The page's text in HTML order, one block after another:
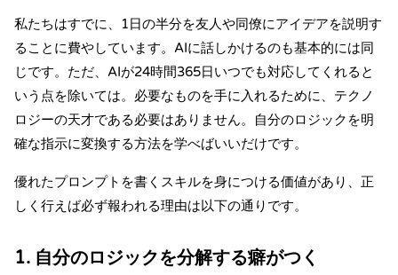
私たちはすでに、1日の半分を友人や同僚にアイデアを説明す
ることに費やしています。AIに話しかけるのも基本的には同
じです。ただ、AIが24時間365日いつでも対応してくれると
いう点を除いては。必要なものを手に入れるために、テクノ
ロジーの天才である必要はありません。自分のロジックを明
確な指示に変換する方法を学べばいいだけです。
優れたプロンプトを書くスキルを身につける価値があり、正
しく行えば必ず報われる理由は以下の通りです。
1. 自分のロジックを分解する癖がつく